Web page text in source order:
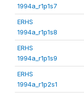
1994a_r1p1s7
ERHS
1994a_r1p1s8
ERHS
1994a_r1p1s9
ERHS
1994a_r1p2s1